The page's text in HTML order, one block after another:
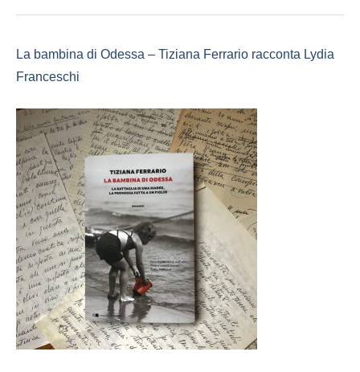
La bambina di Odessa – Tiziana Ferrario racconta Lydia
Franceschi